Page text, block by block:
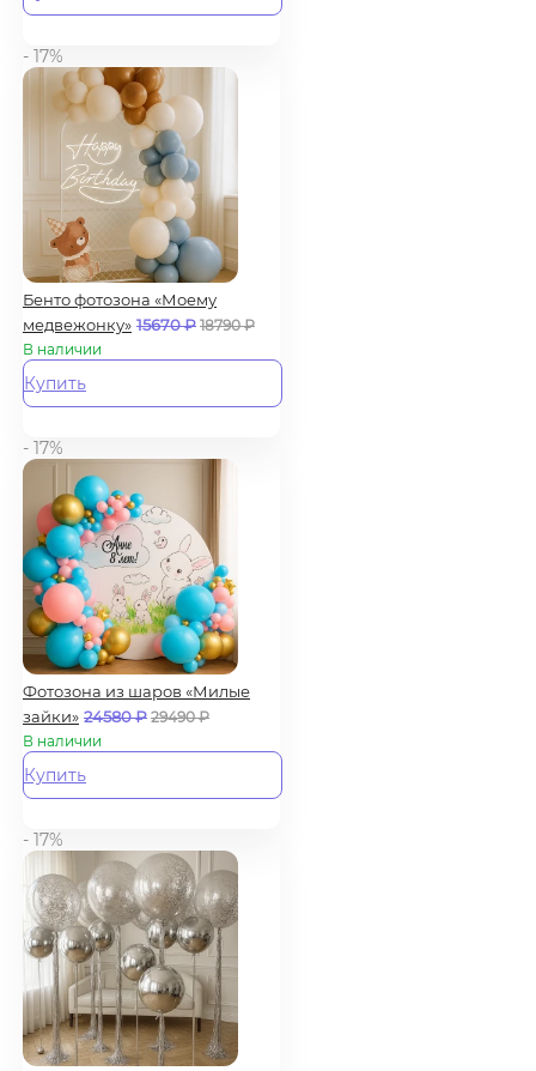
- 17%
Бенто фотозона «Моему
медвежонку» 15670₽ 18790₽
В наличии
Купить
- 17%
Фотозона из шаров «Милые
зайки» 24580₽ 29490₽
В наличии
Купить
- 17%